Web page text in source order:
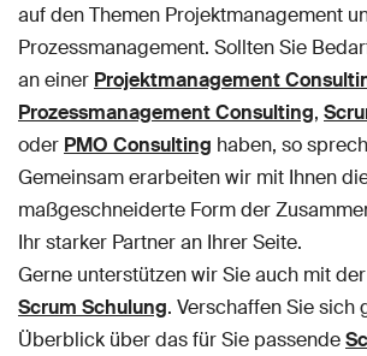
auf den Themen Projektmanagement
Prozessmanagement. Sollten Sie
an einer Projektmanagement
Prozessmanagement Consulting,
oder PMO Consulting haben, so
Gemeinsam erarbeiten wir mit Ihnen
maßgeschneiderte Form der
Ihr starker Partner an Ihrer Seite.
Gerne unterstützen wir Sie auch mit
Scrum Schulung. Verschaffen Sie sich
Überblick über das für Sie passende